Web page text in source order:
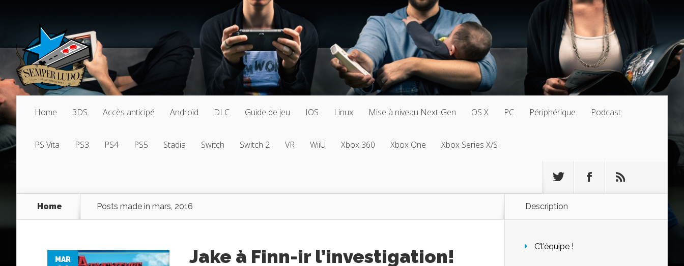
Home 3DS Accès anticipé Androïd DLC Guide de jeu IOS Linux Mise à niveau Next-Gen OS X PC Périphérique Podcast
PS Vita PS3 PS4 PS5 Stadia Switch Switch 2 VR WiiU Xbox 360 Xbox One Xbox Series X/S
Home Posts made in mars, 2016
MAR
Jake à Finn-ir l’investigation!
Description
C’t’équipe !